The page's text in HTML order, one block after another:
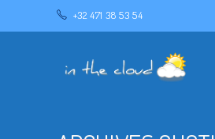
+32 471 38 53 54